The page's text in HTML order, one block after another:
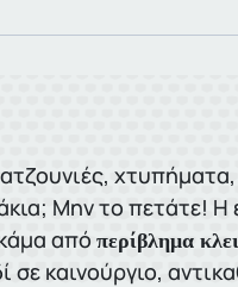
χτυπήματα,
Μην το πετάτε! Η
από περίβλημα
καινούργιο,